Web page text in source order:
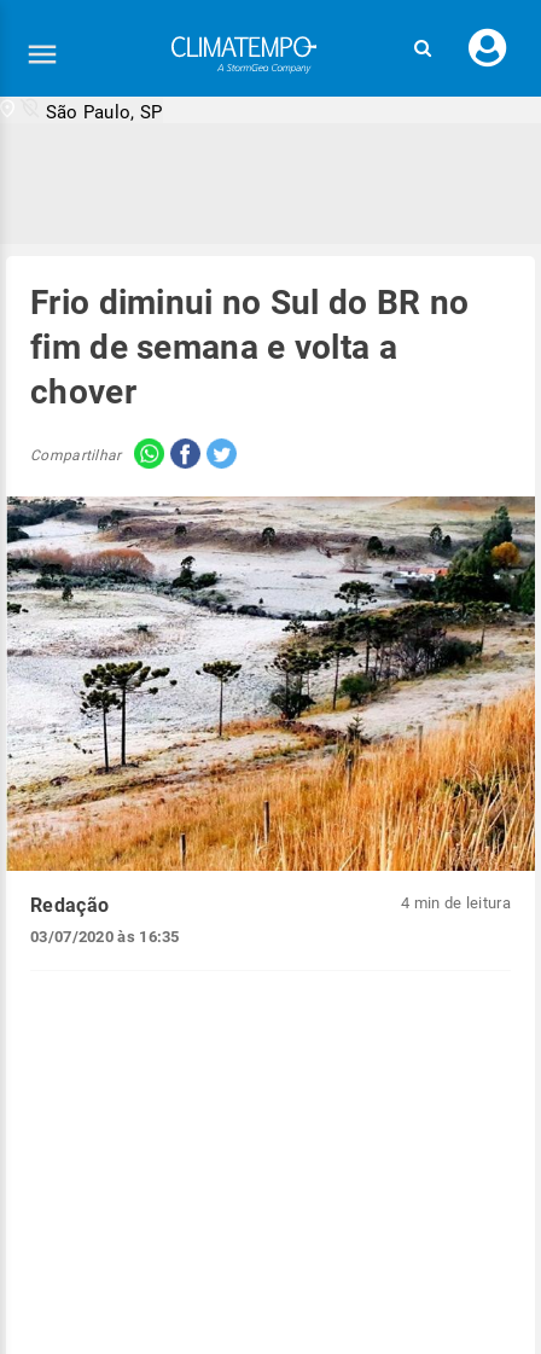
seu
São Paulo, SP
Frio diminui no Sul do BR no
fim de semana e volta a
chover
Compartilhar
Redação
03/07/2020 às 16:35
4 min de leitura